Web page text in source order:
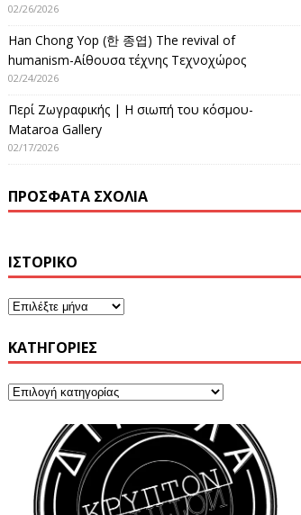
02/26/2026
Han Chong Yop (한 종엽) The revival of
humanism-Αίθουσα τέχνης Τεχνοχώρος
02/24/2026
Περί Ζωγραφικής | Η σιωπή του κόσμου-
Mataroa Gallery
02/17/2026
ΠΡΌΣΦΑΤΑ ΣΧΌΛΙΑ
ΙΣΤΟΡΙΚΌ
KΑΤΗΓΟΡΊΕΣ